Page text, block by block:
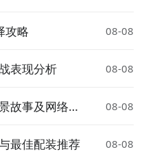
攻略 08-08
表现分析 08-08
故事及网络热
08-08
最佳配装推荐 08-08